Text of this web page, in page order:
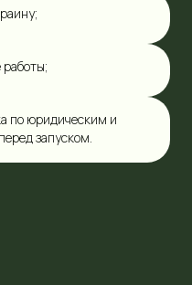
по юридическим и
запуском.